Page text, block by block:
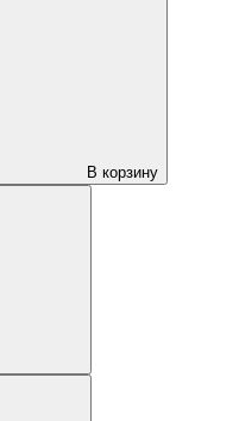
В корзину